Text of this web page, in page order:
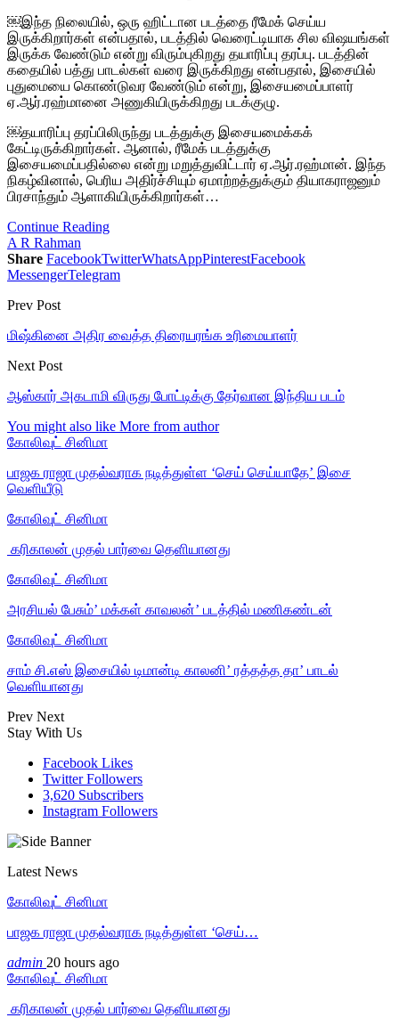
￼இந்த நிலையில், ஒரு ஹிட்டான படத்தை ரீமேக் செய்ய
இருக்கிறார்கள் என்பதால், படத்தில் வெரைட்டியாக சில விஷயங்கள்
இருக்க வேண்டும் என்று விரும்புகிறது தயாரிப்பு தரப்பு. படத்தின்
கதையில் பத்து பாடல்கள் வரை இருக்கிறது என்பதால், இசையில்
புதுமையை கொண்டுவர வேண்டும் என்று, இசையமைப்பாளர்
ஏ.ஆர்.ரஹ்மானை அணுகியிருக்கிறது படக்குழு.
￼தயாரிப்பு தரப்பிலிருந்து படத்துக்கு இசையமைக்கக்
கேட்டிருக்கிறார்கள். ஆனால், ரீமேக் படத்துக்கு
இசையமைப்பதில்லை என்று மறுத்துவிட்டார் ஏ.ஆர்.ரஹ்மான். இந்த
நிகழ்வினால், பெரிய அதிர்ச்சியும் ஏமாற்றத்துக்கும் தியாகராஜனும்
பிரசாந்தும் ஆளாகியிருக்கிறார்கள்…
Continue Reading
A R Rahman
Share FacebookTwitterWhatsAppPinterestFacebook
MessengerTelegram
Prev Post
மிஷ்கினை அதிர வைத்த திரையரங்க உரிமையாளர்
Next Post
ஆஸ்கார் அகடாமி விருது போட்டிக்கு தேர்வான இந்திய படம்
You might also like More from author
கோலிவுட் சினிமா
பாஜக ராஜா முதல்வராக நடித்துள்ள ‘செய் செய்யாதே’ இசை
வெளியீடு
கோலிவுட் சினிமா
‎ கரிகாலன் முதல் பார்வை தெளியானது
கோலிவுட் சினிமா
அரசியல் பேசும்’ மக்கள் காவலன்’ படத்தில் மணிகண்டன்
கோலிவுட் சினிமா
சாம் சி.எஸ் இசையில் டிமான்டி காலனி’ ரத்தத்த தா’ பாடல்
வெளியானது
Prev Next
Stay With Us
Facebook Likes
Twitter Followers
3,620 Subscribers
Instagram Followers
Latest News
கோலிவுட் சினிமா
பாஜக ராஜா முதல்வராக நடித்துள்ள ‘செய்…
admin 20 hours ago
கோலிவுட் சினிமா
‎ கரிகாலன் முதல் பார்வை தெளியானது